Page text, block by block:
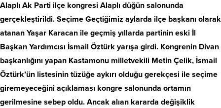
Alaplı Ak Parti ilçe kongresi Alaplı düğün salonunda
gerçekleştirildi. Seçime Geçtiğimiz aylarda ilçe başkanı olarak
atanan Yaşar Karacan ile geçmiş yıllarda partinin eski İl
Başkan Yardımcısı İsmail Öztürk yarışa girdi. Kongrenin Divan
başkanlığını yapan Kastamonu milletvekili Metin Çelik, İsmail
Öztürk’ün listesinin tüzüğe aykırı olduğu gerekçesi ile seçime
giremeyeceğini açıklaması kongre salonunda ortamın
gerilmesine sebep oldu. Ancak alıan kararda değişiklik